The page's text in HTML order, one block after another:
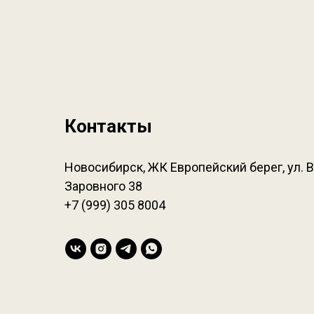
Контакты
Новосибирск, ЖК Европейский берег, ул.
Заровного 38
+7 (999) 305 8004